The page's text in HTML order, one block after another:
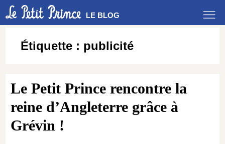
LE BLOG
Étiquette : publicité
Le Petit Prince rencontre la
reine d’Angleterre grâce à
Grévin !